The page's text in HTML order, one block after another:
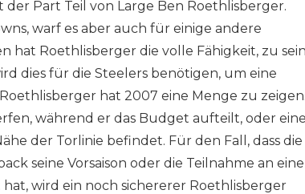
Part Teil von Large Ben Roethlisberger.
warf es aber auch für einige andere
hat Roethlisberger die volle Fähigkeit, zu
dies für die Steelers benötigen, um eine
hat 2007 eine Menge zu zeigen.
während er das Budget aufteilt, oder
der Torlinie befindet. Für den Fall, dass die
seine Vorsaison oder die Teilnahme an
wird ein noch sichererer Roethlisberger